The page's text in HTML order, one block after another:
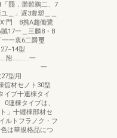
「罷．灘難鵜二、7
＿」遅3豊塑＿＿
門 8携A趨働鷺
一＿三麟8・B
一衷6二爵璽
型
附…………一
8警 一
型用
材セノト30型
プ十連棟タイ
棟タイプは、
」十縫棟部材セ
ルトフラノク・フ
は華規格品につ